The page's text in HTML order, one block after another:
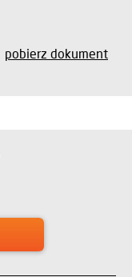
pobierz dokument